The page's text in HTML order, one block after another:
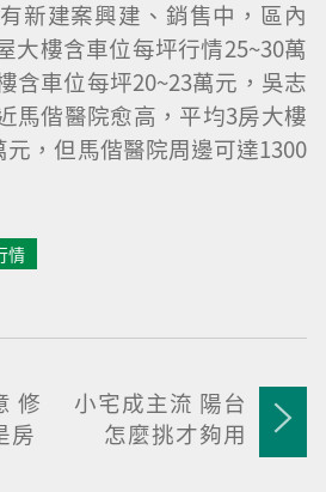
新建案興建、銷售中，區內
大樓含車位每坪行情25~30萬
含車位每坪20~23萬元，吳志
馬偕醫院愈高，平均3房大樓
元，但馬偕醫院周邊可達1300
情
修
房
小宅成主流 陽台
怎麼挑才夠用